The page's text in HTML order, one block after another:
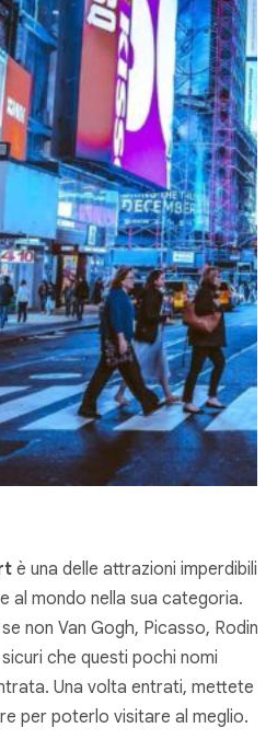
è una delle attrazioni imperdibili
al mondo nella sua categoria.
non Van Gogh, Picasso, Rodin,
che questi pochi nomi
Una volta entrati, mettete
per poterlo visitare al meglio.